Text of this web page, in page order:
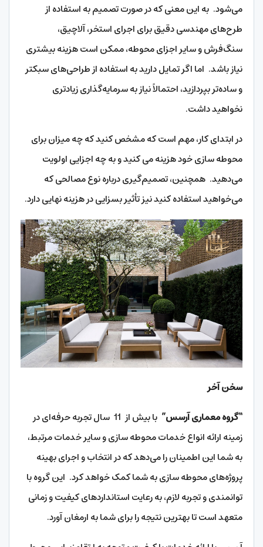
می‌شود. به این معنی که در صورت تصمیم به استفاده از
طرح‌های مهندسی دقیق برای اجرای استخر، آلاچیق،
سنگ‌فرش و سایر اجزای محوطه، ممکن است هزینه بیشتری
نیاز باشد. اما اگر تمایل دارید به استفاده از طراحی‌های سبکتر
و ساده‌تر بپردازید، احتمالاً نیاز به سرمایه‌گذاری زیادتری
نخواهید داشت.
در ابتدای کار، مهم است که مشخص کنید که چه میزان برای
محوطه سازی خود هزینه می کنید و به چه اجزایی اولویت
می‌دهید. همچنین، تصمیم‌گیری درباره نوع مصالحی که
می‌خواهید استفاده کنید نیز تأثیر بسزایی در هزینه نهایی دارد.
سخن آخر
“گروه معماری آرسس”
با بیش از 11 سال تجربه حرفه‌ای در
زمینه ارائه انواع خدمات محوطه سازی و سایر خدمات مرتبط،
به شما این اطمینان را می‌دهد که در انتخاب و اجرای بهینه
پروژه‌های محوطه سازی به شما کمک خواهد کرد. این گروه با
توانمندی و تجربه لازم، به رعایت استانداردهای کیفیت و زمانی
متعهد است تا بهترین نتیجه را برای شما به ارمغان آورد.